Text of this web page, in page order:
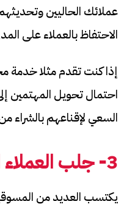
عملائك الحاليين
الاحتفاظ بالعملاء على
إذا كنت تقدم مثلا خدمة
احتمال تحويل المهتمين
السعي لإقناعهم بالشراء
3- جلب العملاء الجدد باستمرار:
يكتسب العديد من